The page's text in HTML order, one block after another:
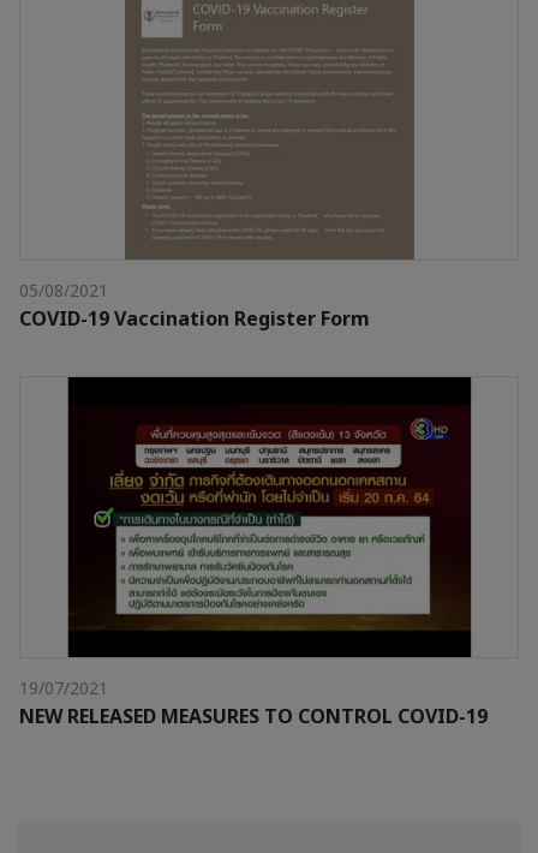
05/08/2021
COVID-19 Vaccination Register Form
19/07/2021
NEW RELEASED MEASURES TO CONTROL COVID-19